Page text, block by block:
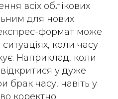
всіх облікових
для нових
формат може
коли часу
Наприклад, коли
у дуже
брак часу, навіть у
коректно